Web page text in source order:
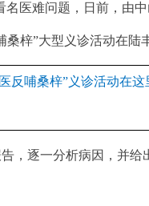
难问题，日前，由
梓”大型义诊活动在
反哺桑梓”义诊活动在
逐一分析病因，并给